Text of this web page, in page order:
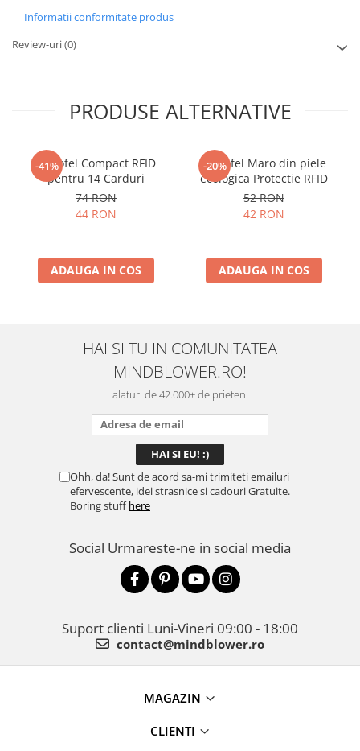
Informatii conformitate produs
Review-uri(0)
PRODUSE ALTERNATIVE
-41%
Portofel Compact RFID
pentru 14 Carduri
74 RON
44 RON
ADAUGA IN COS
-20%
Portofel Maro din piele
ecologica Protectie RFID
52 RON
42 RON
ADAUGA IN COS
HAI SI TU IN COMUNITATEA
MINDBLOWER.RO!
alaturi de 42.000+ de prieteni
Ohh, da! Sunt de acord sa-mi trimiteti emailuri
efervescente, idei strasnice si cadouri Gratuite.
Boring stuffhere
Social Urmareste-ne in social media
Suport clienti Luni-Vineri 09:00 - 18:00
contact@mindblower.ro
MAGAZIN
CLIENTI